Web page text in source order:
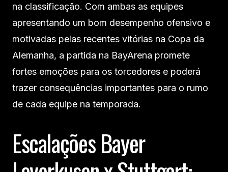
na classificação. Com ambas as equipes
apresentando um bom desempenho ofensivo e
motivadas pelas recentes vitórias na Copa da
Alemanha, a partida na BayArena promete
fortes emoções para os torcedores e poderá
trazer consequências importantes para o rumo
de cada equipe na temporada.
Escalações Bayer